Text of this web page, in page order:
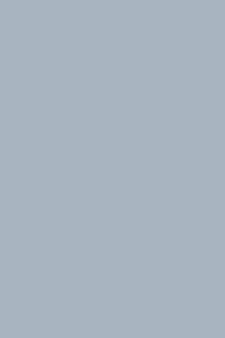
der Silbernen
Mainz-Bingen